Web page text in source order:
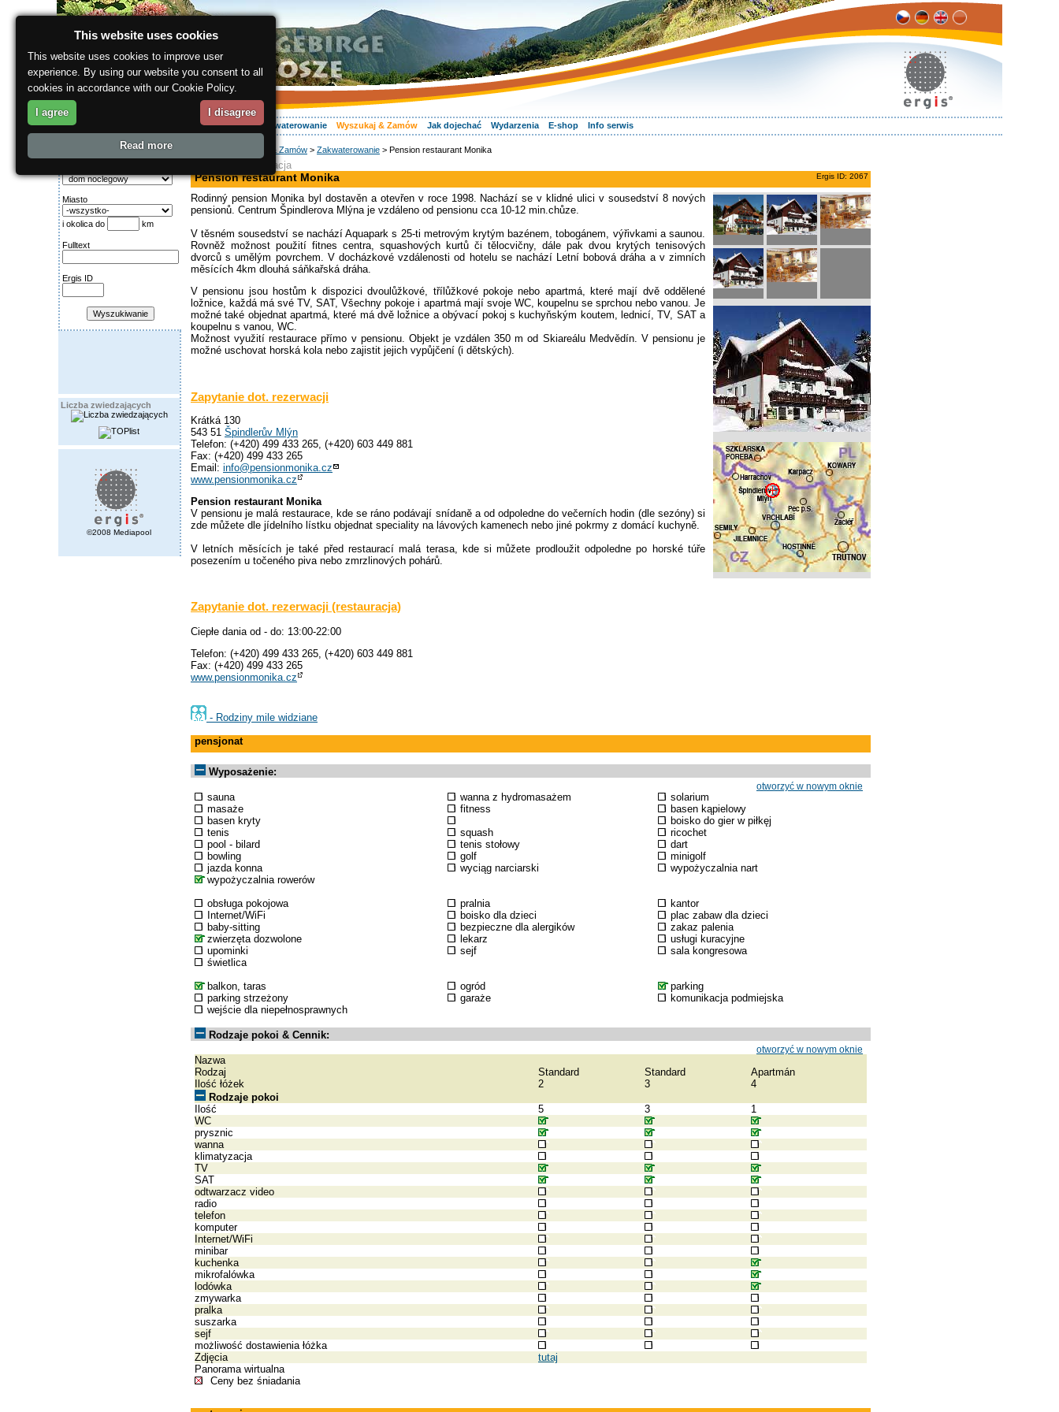
O regionie Wasz urlop Zakwaterowanie Wyszukaj & Zamów Jak dojechać Wydarzenia E-shop Info serwis
Wyszukiwanie:
Miasto
i okolica do km
Fulltext
Ergis ID
Liczba zwiedzających
©2008 Mediapool
Wyszukaj & Zamów > Zakwaterowanie > Pension restaurant Monika
pensjonat, restauracja
Ergis ID: 2067
Pension restaurant Monika
Rodinný pension Monika byl dostavěn a otevřen v roce 1998. Nachází se v klidné ulici v sousedství 8 nových
pensionů. Centrum Špindlerova Mlýna je vzdáleno od pensionu cca 10-12 min.chůze.
V těsném sousedství se nachází Aquapark s 25-ti metrovým krytým bazénem, tobogánem, výřivkami a saunou.
Rovněž možnost použití fitnes centra, squashových kurtů či tělocvičny, dále pak dvou krytých tenisových
dvorců s umělým povrchem. V docházkové vzdálenosti od hotelu se nachází Letní bobová dráha a v zimních
měsících 4km dlouhá sáňkařská dráha.
V pensionu jsou hostům k dispozici dvoulůžkové, třílůžkové pokoje nebo apartmá, které mají dvě oddělené
ložnice, každá má své TV, SAT, Všechny pokoje i apartmá mají svoje WC, koupelnu se sprchou nebo vanou. Je
možné také objednat apartmá, které má dvě ložnice a obývací pokoj s kuchyňským koutem, lednicí, TV, SAT a
koupelnu s vanou, WC.
Možnost využití restaurace přímo v pensionu. Objekt je vzdálen 350 m od Skiareálu Medvědín. V pensionu je
možné uschovat horská kola nebo zajistit jejich vypůjčení (i dětských).
Zapytanie dot. rezerwacji
Krátká 130
543 51 Špindlerův Mlýn
Telefon: (+420) 499 433 265, (+420) 603 449 881
Fax: (+420) 499 433 265
Email: info@pensionmonika.cz
www.pensionmonika.cz
Pension restaurant Monika
V pensionu je malá restaurace, kde se ráno podávají snídaně a od odpoledne do večerních hodin (dle sezóny) si
zde můžete dle jídelního lístku objednat speciality na lávových kamenech nebo jiné pokrmy z domácí kuchyně.
V letních měsících je také před restaurací malá terasa, kde si můžete prodloužit odpoledne po horské túře
posezením u točeného piva nebo zmrzlinových pohárů.
Zapytanie dot. rezerwacji (restauracja)
Ciepłe dania od - do: 13:00-22:00
Telefon: (+420) 499 433 265, (+420) 603 449 881
Fax: (+420) 499 433 265
www.pensionmonika.cz
- Rodziny mile widziane
pensjonat
Wyposażenie:
otworzyć w nowym oknie
sauna wanna z hydromasażem
solarium
masaże
fitness
basen kąpielowy
basen kryty
boisko do gier w piłkęj
tenis
squash
ricochet
pool - bilard
tenis stołowy
dart
bowling
golf
minigolf
jazda konna
wyciąg narciarski
wypożyczalnia nart
wypożyczalnia rowerów
obsługa pokojowa
pralnia
kantor
Internet/WiFi
boisko dla dzieci
plac zabaw dla dzieci
baby-sitting
bezpieczne dla alergików
zakaz palenia
zwierzęta dozwolone
lekarz
usługi kuracyjne
upominki
sejf
sala kongresowa
świetlica
balkon, taras
ogród
parking
parking strzeżony
garaże
komunikacja podmiejska
wejście dla niepełnosprawnych
Rodzaje pokoi & Cennik:
otworzyć w nowym oknie
Nazwa
Rodzaj
Standard Standard
Apartmán
Ilość łóżek
2 3
4
Rodzaje pokoi
Ilość
5 3
1
WC
prysznic
wanna
klimatyzacja
TV
SAT
odtwarzacz video
radio
telefon
komputer
Internet/WiFi
minibar
kuchenka
mikrofalówka
lodówka
zmywarka
pralka
suszarka
sejf
możliwość dostawienia łóżka
Zdjęcia
tutaj
Panorama wirtualna
Ceny bez śniadania
This website uses cookies
This website uses cookies to improve user
experience. By using our website you consent to all
cookies in accordance with our Cookie Policy.
I agree I disagree
Read more